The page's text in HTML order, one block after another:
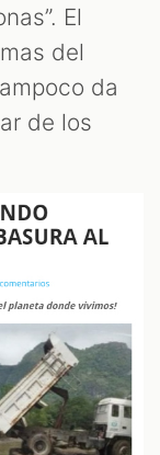
El
del
da
de los